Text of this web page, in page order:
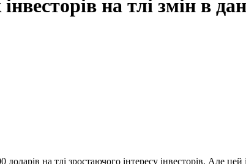
інвесторів на тлі змін в
на тлі зростаючого інтересу інвесторів. Але